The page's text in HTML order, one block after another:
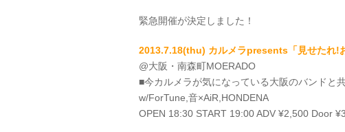
緊急開催が決定しました！
2013.7.18(thu) カルメラpresents「見せたれ!
@大阪・南森町MOERADO
■今カルメラが気になっている大阪のバンドと共
w/ForTune,音×AiR,HONDENA
OPEN 18:30 START 19:00 ADV ¥2,500 Door